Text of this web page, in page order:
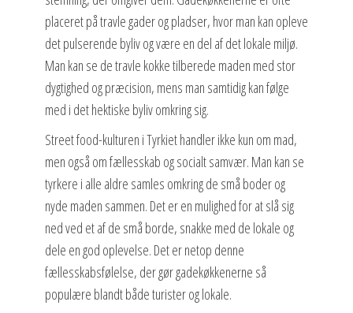
placeret på travle gader og pladser, hvor man kan opleve
det pulserende byliv og være en del af det lokale miljø.
Man kan se de travle kokke tilberede maden med stor
dygtighed og præcision, mens man samtidig kan følge
med i det hektiske byliv omkring sig.
Street food-kulturen i Tyrkiet handler ikke kun om mad,
men også om fællesskab og socialt samvær. Man kan se
tyrkere i alle aldre samles omkring de små boder og
nyde maden sammen. Det er en mulighed for at slå sig
ned ved et af de små borde, snakke med de lokale og
dele en god oplevelse. Det er netop denne
fællesskabsfølelse, der gør gadekøkkenerne så
populære blandt både turister og lokale.